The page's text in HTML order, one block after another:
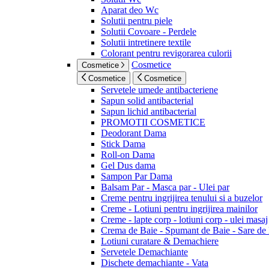
Aparat deo Wc
Solutii pentru piele
Solutii Covoare - Perdele
Solutii intretinere textile
Colorant pentru revigorarea culorii
Cosmetice Cosmetice
Cosmetice Cosmetice
Servetele umede antibacteriene
Sapun solid antibacterial
Sapun lichid antibacterial
PROMOTII COSMETICE
Deodorant Dama
Stick Dama
Roll-on Dama
Gel Dus dama
Sampon Par Dama
Balsam Par - Masca par - Ulei par
Creme pentru ingrijirea tenului si a buzelor
Creme - Lotiuni pentru ingrijirea mainilor
Creme - lapte corp - lotiuni corp - ulei masaj
Crema de Baie - Spumant de Baie - Sare de
Lotiuni curatare & Demachiere
Servetele Demachiante
Dischete demachiante - Vata